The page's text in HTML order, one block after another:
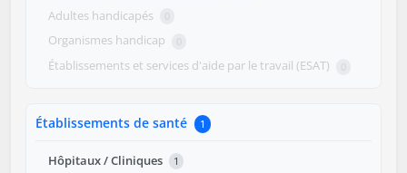
Adultes handicapés 0
Organismes handicap 0
Établissements et services d'aide par le travail (ESAT) 0
Établissements de santé 1
Hôpitaux / Cliniques 1